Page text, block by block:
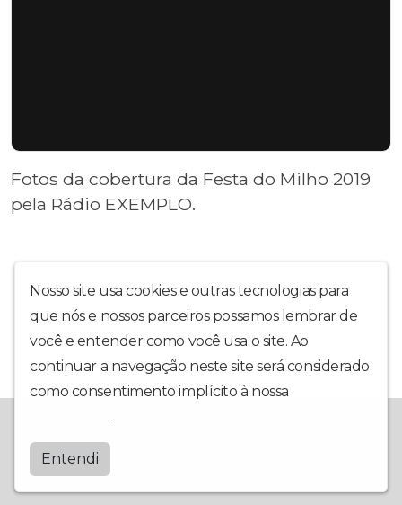
Fotos da cobertura da Festa do Milho 2019
pela Rádio EXEMPLO.
Nosso site usa cookies e outras tecnologias para
que nós e nossos parceiros possamos lembrar de
você e entender como você usa o site. Ao
continuar a navegação neste site será considerado
como consentimento implícito à nossa
.
Entendi